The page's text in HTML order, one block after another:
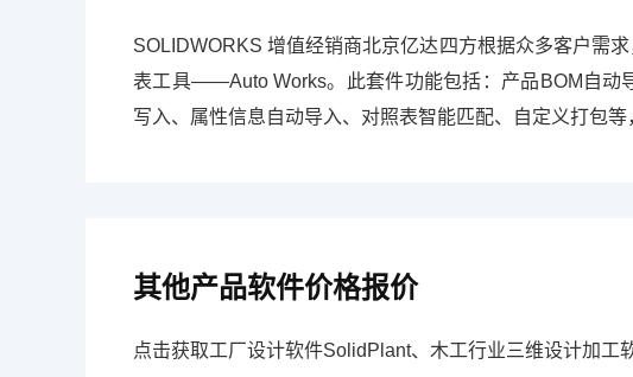
SOLIDWORKS 增值经销商北京亿达四方根据众多客户需
表工具——Auto Works。此套件功能包括：产品BOM自动
写入、属性信息自动导入、对照表智能匹配、自定义打包
其他产品软件价格报价
点击获取工厂设计软件SolidPlant、木工行业三维设计加工